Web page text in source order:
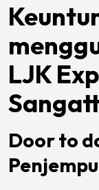
LJK
Door to